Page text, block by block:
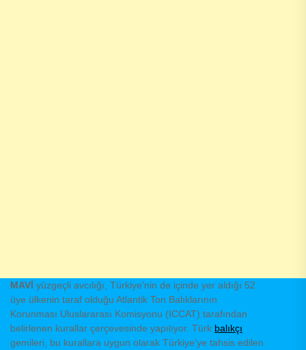
MAVİ yüzgeçli avcılığı, Türkiye’nin de içinde yer aldığı 52
üye ülkenin taraf olduğu Atlantik Ton Balıklarının
Korunması Uluslararası Komisyonu (ICCAT) tarafından
belirlenen kurallar çerçevesinde yapılıyor. Türk balıkçı
gemileri, bu kurallara uygun olarak Türkiye’ye tahsis edilen